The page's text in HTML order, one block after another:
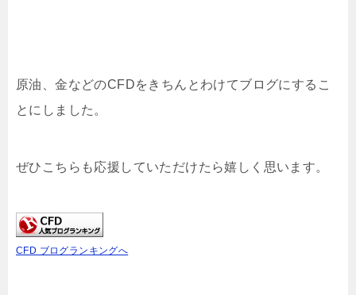
原油、金などのCFDをきちんとわけてブログにするこ
とにしました。
ぜひこちらも応援していただけたら嬉しく思います。
CFD ブログランキングへ